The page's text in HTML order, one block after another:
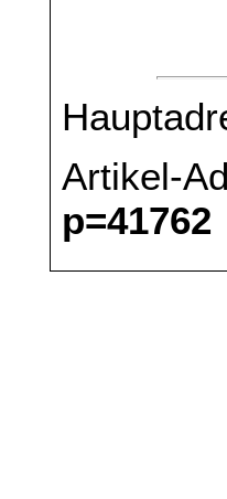
Artikel-
p=41762